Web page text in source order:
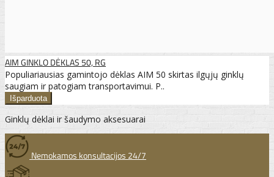
AIM GINKLO DĖKLAS 50, RG
Populiariausias gamintojo dėklas AIM 50 skirtas ilgųjų ginklų
saugiam ir patogiam transportavimui. P..
Ginklų dėklai ir šaudymo aksesuarai
Nemokamos konsultacijos 24/7